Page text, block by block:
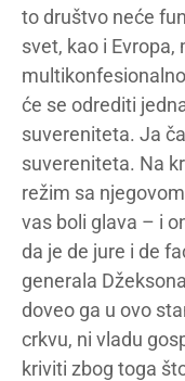
to društvo neće
svet, kao i Evropa,
će se odrediti
suvereniteta. Ja
suvereniteta. Na
režim sa
vas boli glava – i
da je de jure i de
generala
doveo ga u ovo
crkvu, ni vladu
kriviti zbog toga